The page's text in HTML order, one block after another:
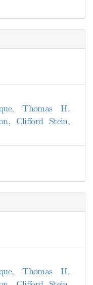
Thomas H.
Clifford Stein,
Thomas H.